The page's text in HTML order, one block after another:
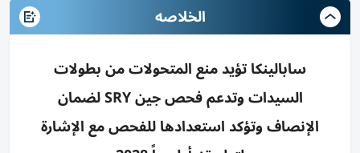
الخلاصه
سابالينكا تؤيد منع المتحولات من بطولات
السيدات وتدعم فحص جين SRY لضمان
الإنصاف وتؤكد استعدادها للفحص مع الإشارة